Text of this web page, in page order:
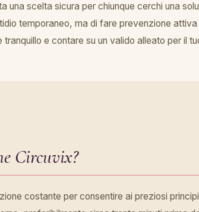
una scelta sicura per chiunque cerchi una
temporaneo, ma di fare prevenzione
e contare su un valido alleato per il
Circuvix?
costante per consentire ai preziosi